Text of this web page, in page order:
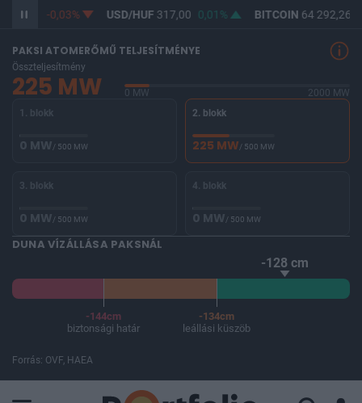
365,28 -0,03% USD/HUF317,00 0,01% BITCOIN64 292,26
PAKSI ATOMERŐMŰ TELJESÍTMÉNYE
Összteljesítmény
225 MW 0 MW
2000 MW
1. blokk
0 MW/ 500 MW
2. blokk
225 MW/ 500 MW
3. blokk
0 MW/ 500 MW
4. blokk
0 MW/ 500 MW
DUNA VÍZÁLLÁSA PAKSNÁL
-128 cm
-144cm
biztonsági határ
-134cm
leállási küszöb
Forrás: OVF, HAEA